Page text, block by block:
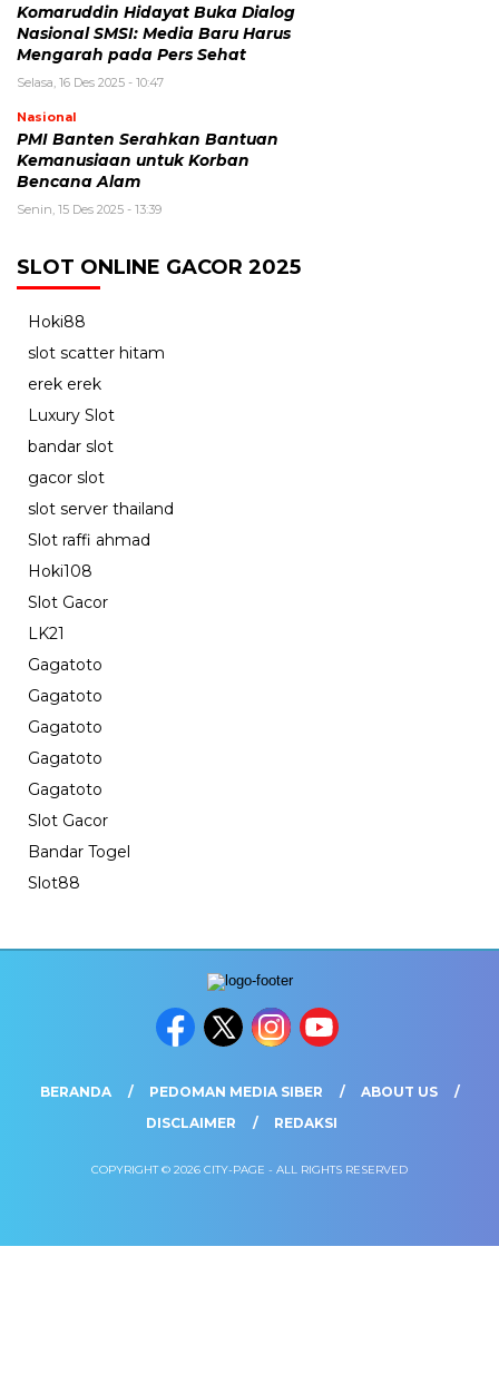
Komaruddin Hidayat Buka Dialog
Nasional SMSI: Media Baru Harus
Mengarah pada Pers Sehat
Selasa, 16 Des 2025 - 10:47
Nasional
PMI Banten Serahkan Bantuan
Kemanusiaan untuk Korban
Bencana Alam
Senin, 15 Des 2025 - 13:39
SLOT ONLINE GACOR 2025
Hoki88
slot scatter hitam
erek erek
Luxury Slot
bandar slot
gacor slot
slot server thailand
Slot raffi ahmad
Hoki108
Slot Gacor
LK21
Gagatoto
Gagatoto
Gagatoto
Gagatoto
Gagatoto
Slot Gacor
Bandar Togel
Slot88
BERANDA PEDOMAN MEDIA SIBER
ABOUT US
DISCLAIMER
REDAKSI
COPYRIGHT © 2026 CITY-PAGE - ALL RIGHTS RESERVED